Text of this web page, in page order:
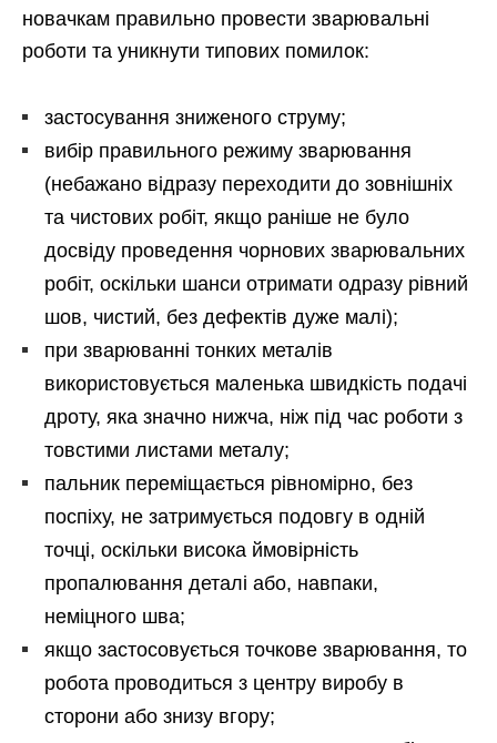
новачкам правильно провести зварювальні
роботи та уникнути типових помилок:
застосування зниженого струму;
вибір правильного режиму зварювання
(небажано відразу переходити до зовнішніх
та чистових робіт, якщо раніше не було
досвіду проведення чорнових зварювальних
робіт, оскільки шанси отримати одразу рівний
шов, чистий, без дефектів дуже малі);
при зварюванні тонких металів
використовується маленька швидкість подачі
дроту, яка значно нижча, ніж під час роботи з
товстими листами металу;
пальник переміщається рівномірно, без
поспіху, не затримується подовгу в одній
точці, оскільки висока ймовірність
пропалювання деталі або, навпаки,
неміцного шва;
якщо застосовується точкове зварювання, то
робота проводиться з центру виробу в
сторони або знизу вгору;